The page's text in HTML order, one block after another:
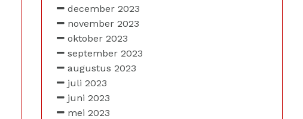
december 2023
november 2023
oktober 2023
september 2023
augustus 2023
juli 2023
juni 2023
mei 2023